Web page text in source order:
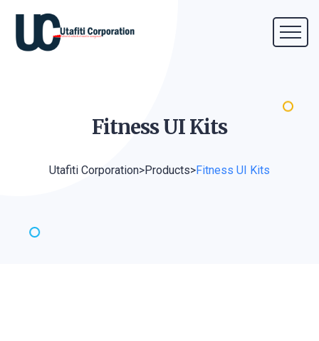
Fitness UIKits
Utafiti Corporation>Products>Fitness UI Kits